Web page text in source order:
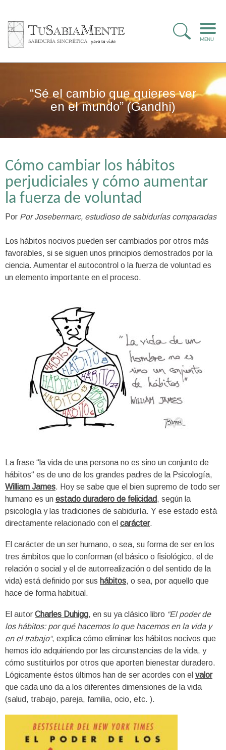
MENU
“Sé el cambio que quieres ver
en el mundo” (Gandhi)
Cómo cambiar los hábitos
perjudiciales y cómo aumentar
la fuerza de voluntad
Por Por Josebermarc, estudioso de sabidurías comparadas
Los hábitos nocivos pueden ser cambiados por otros más
favorables, si se siguen unos principios demostrados por la
ciencia. Aumentar el autocontrol o la fuerza de voluntad es
un elemento importante en el proceso.
La frase “la vida de una persona no es sino un conjunto de
hábitos“ es de uno de los grandes padres de la Psicología,
William James. Hoy se sabe que el bien supremo de todo ser
humano es un estado duradero de felicidad, según la
psicología y las tradiciones de sabiduría. Y ese estado está
directamente relacionado con el carácter.
El carácter de un ser humano, o sea, su forma de ser en los
tres ámbitos que lo conforman (el básico o fisiológico, el de
relación o social y el de autorrealización o del sentido de la
vida) está definido por sus hábitos, o sea, por aquello que
hace de forma habitual.
El autor Charles Duhigg, en su ya clásico libro “El poder de
los hábitos: por qué hacemos lo que hacemos en la vida y
en el trabajo“, explica cómo eliminar los hábitos nocivos que
hemos ido adquiriendo por las circunstancias de la vida, y
cómo sustituirlos por otros que aporten bienestar duradero.
Lógicamente éstos últimos han de ser acordes con el valor
que cada uno da a los diferentes dimensiones de la vida
(salud, trabajo, pareja, familia, ocio, etc. ).